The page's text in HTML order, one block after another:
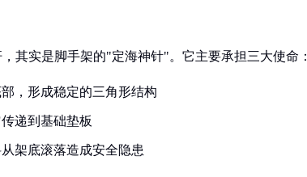
其实是脚手架的"定海神针"。它主要承担三大使命：
部，形成稳定的三角形结构
递到基础垫板
架底滚落造成安全隐患